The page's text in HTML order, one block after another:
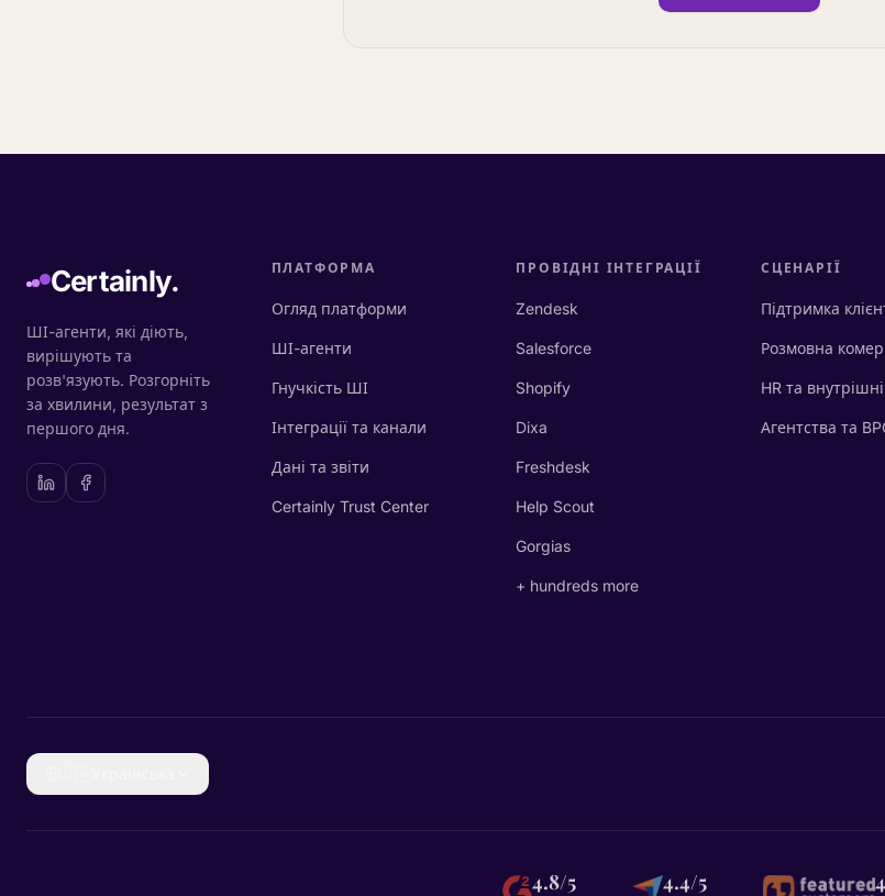
Certainly.
ШІ-агенти, які діють,
вирішують та
розв'язують. Розгорніть
за хвилини, результат з
першого дня.
ПЛАТФОРМА
Огляд платформи
ШІ-агенти
Гнучкість ШІ
Інтеграції та канали
Дані та звіти
Certainly Trust Center
ПРОВІДНІ ІНТЕГРАЦІЇ
Zendesk
Salesforce
Shopify
Dixa
Freshdesk
Help Scout
Gorgias
+ hundreds more
СЦЕНАРІЇ
Підтримка
Розмовна
HR та
Агентства та
4.8/5 4.4/5